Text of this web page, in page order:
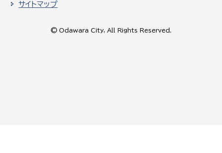
サイトマップ
© Odawara City, All Rights Reserved.